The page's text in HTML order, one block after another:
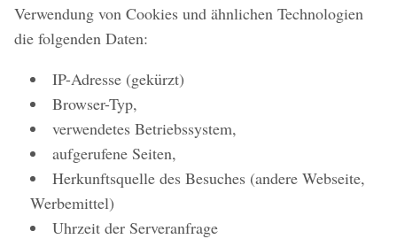
Verwendung von Cookies und ähnlichen Technologien
die folgenden Daten:
IP-Adresse (gekürzt)
Browser-Typ,
verwendetes Betriebssystem,
aufgerufene Seiten,
Herkunftsquelle des Besuches (andere Webseite,
Werbemittel)
Uhrzeit der Serveranfrage